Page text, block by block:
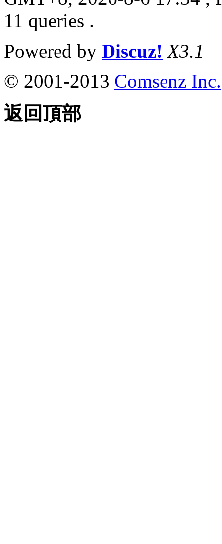
11 queries .
Powered by Discuz! X3.1
© 2001-2013 Comsenz Inc.
返回頂部